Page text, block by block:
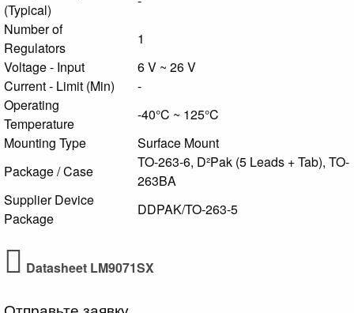
(Typical)
Number of
Regulators
1
Voltage - Input
6 V ~ 26 V
Current - Limit (Min)
-
Operating
Temperature
-40°C ~ 125°C
Mounting Type
Surface Mount
Package / Case
TO-263-6, D²Pak (5 Leads + Tab), TO-
263BA
Supplier Device
Package
DDPAK/TO-263-5
Datasheet LM9071SX